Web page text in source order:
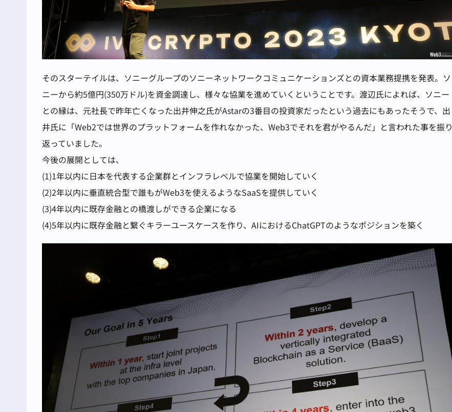
そのスターテイルは、ソニーグループのソニーネットワークコミュニケーションズとの資本業務提携を発表。ソ
ニーから約5億円(350万ドル)を資金調達し、様々な協業を進めていくということです。渡辺氏によれば、ソニー
との縁は、元社長で昨年亡くなった出井伸之氏がAstarの3番目の投資家だったという過去にもあったそうで、出
井氏に「Web2では世界のプラットフォームを作れなかった、Web3でそれを君がやるんだ」と言われた事を振り
返っていました。
今後の展開としては、
(1)1年以内に日本を代表する企業群とインフラレベルで協業を開始していく
(2)2年以内に垂直統合型で誰もがWeb3を使えるようなSaaSを提供していく
(3)4年以内に既存金融との橋渡しができる企業になる
(4)5年以内に既存金融と繋ぐキラーユースケースを作り、AIにおけるChatGPTのようなポジションを築く